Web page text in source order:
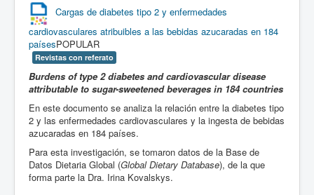
Cargas de diabetes tipo 2 y enfermedades
cardiovasculares atribuibles a las bebidas azucaradas en 184
paísesPOPULAR
Revistas con referato
Burdens of type 2 diabetes and cardiovascular disease
attributable to sugar-sweetened beverages in 184 countries
En este documento se analiza la relación entre la diabetes tipo
2 y las enfermedades cardiovasculares y la ingesta de bebidas
azucaradas en 184 países.
Para esta investigación, se tomaron datos de la Base de
Datos Dietaria Global (Global Dietary Database), de la que
forma parte la Dra. Irina Kovalskys.